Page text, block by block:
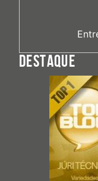
DESTAQUE